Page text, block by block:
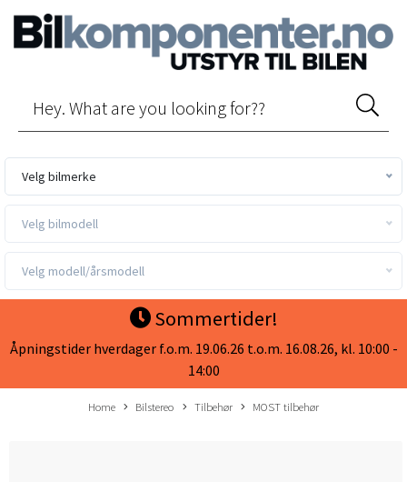
Velg bilmerke
Velg bilmodell
Velg modell/årsmodell
Sommertider!
Åpningstider hverdager f.o.m. 19.06.26 t.o.m. 16.08.26, kl. 10:00 -
14:00
Home Bilstereo Tilbehør MOST tilbehør